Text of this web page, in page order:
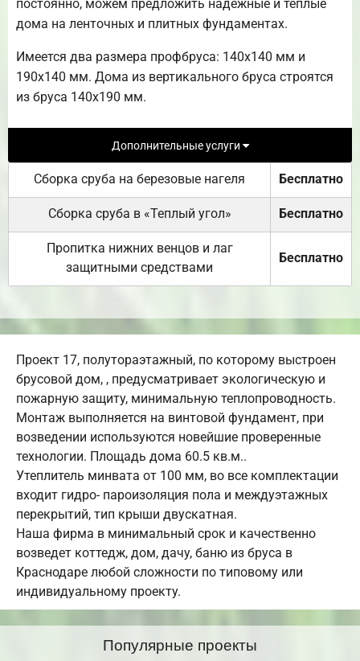
постоянно, можем предложить надежные и теплые
дома на ленточных и плитных фундаментах.
Имеется два размера профбруса: 140х140 мм и
190х140 мм. Дома из вертикального бруса строятся
из бруса 140х190 мм.
Дополнительные услуги
Сборка сруба на березовые нагеля Бесплатно
Сборка сруба в «Теплый угол» Бесплатно
Пропитка нижних венцов и лаг
защитными средствами
Бесплатно
Проект 17, полутораэтажный, по которому выстроен
брусовой дом, , предусматривает экологическую и
пожарную защиту, минимальную теплопроводность.
Монтаж выполняется на винтовой фундамент, при
возведении используются новейшие проверенные
технологии. Площадь дома 60.5 кв.м..
Утеплитель минвата от 100 мм, во все комплектации
входит гидро- пароизоляция пола и междуэтажных
перекрытий, тип крыши двускатная.
Наша фирма в минимальный срок и качественно
возведет коттедж, дом, дачу, баню из бруса в
Краснодаре любой сложности по типовому или
индивидуальному проекту.
Популярные проекты